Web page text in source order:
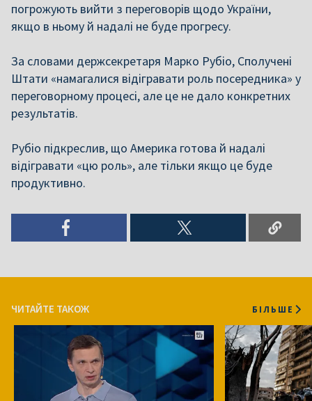
погрожують вийти з переговорів щодо України,
якщо в ньому й надалі не буде прогресу.
За словами держсекретаря Марко Рубіо, Сполучені
Штати «намагалися відігравати роль посередника» у
переговорному процесі, але це не дало конкретних
результатів.
Рубіо підкреслив, що Америка готова й надалі
відігравати «цю роль», але тільки якщо це буде
продуктивно.
ЧИТАЙТЕ ТАКОЖ БІЛЬШЕ